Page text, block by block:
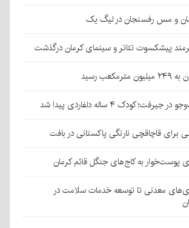
و مس رفسنجان در لیگ یک
پیشکسوت تئاتر و سینمای کرمان درگذشت
رسید
کودک ۴ ساله دلفاردی پیدا شد
به کاج‌های جنگل قائم کرمان
معدنی تا توسعه خدمات سلامت در